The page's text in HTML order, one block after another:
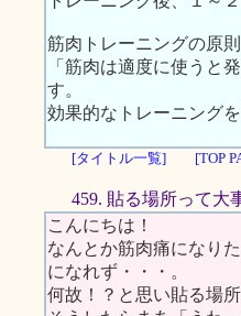
筋肉トレーニングの原
「筋肉は適度に使うと
す。
効果的なトレーニング
[タイトル一覧] [TOP
459. 貼る場所って大
こんにちは！
なんとか筋肉痛になり
になれず・・・。
何故！？と思い貼る場